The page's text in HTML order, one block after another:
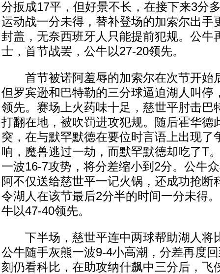
分扳成17平，但好景不长，在接下来3分
运动战一分未得，替补登场的加索尔出手
封盖，无奈西班牙人只能提前犯规。公牛
士，首节战罢，公牛以27-20领先。
首节被诺阿羞辱的加索尔在次节开始
但罗宾逊和巴特勒的三分球逼迫湖人叫停
领先。赛场上火药味十足，慈世平肘击巴
打翻在地，被吹罚进攻犯规。随后霍华德
突，在与默罕默德在要位时言语上出现了
响，魔兽逃过一劫，而默罕默德却吃了T
一波16-7攻势，将分差缩小到2分。公牛
阿不仅送给慈世平一记火锅，还成功抢断
令湖人在该节最后2分半的时间一分未得
牛以47-40领先。
下半场，慈世平连中两球帮助湖人将
公牛随手灰熊一波9-4小高潮，分差再度
刻仍看科比，在助攻纳什飙中三分后，飞